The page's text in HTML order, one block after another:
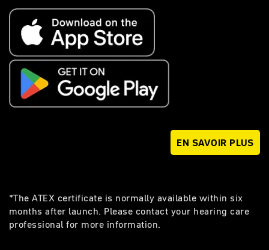
EN SAVOIR PLUS
*The ATEX certificate is normally available within six
months after launch. Please contact your hearing care
professional for more information.